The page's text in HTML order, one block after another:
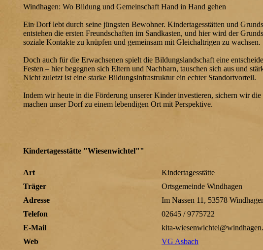
Windhagen: Wo Bildung und Gemeinschaft Hand in Hand gehen
Ein Dorf lebt durch seine jüngsten Bewohner. Kindertagesstätten und
entstehen die ersten Freundschaften im Sandkasten, und hier wird der
soziale Kontakte zu knüpfen und gemeinsam mit Gleichaltrigen zu wachsen.
Doch auch für die Erwachsenen spielt die Bildungslandschaft eine
Festen – hier begegnen sich Eltern und Nachbarn, tauschen sich aus und
Nicht zuletzt ist eine starke Bildungsinfrastruktur ein echter Standortvorteil.
Indem wir heute in die Förderung unserer Kinder investieren, sichern wir
machen unser Dorf zu einem lebendigen Ort mit Perspektive.
Kindertagesstätte "Wiesenwichtel""
Art
Kindertagesstätte
Träger
Ortsgemeinde Windhagen
Adresse
Im Nassen 11, 53578
Telefon
02645 / 9775722
E-Mail
kita-
Web
VG Asbach